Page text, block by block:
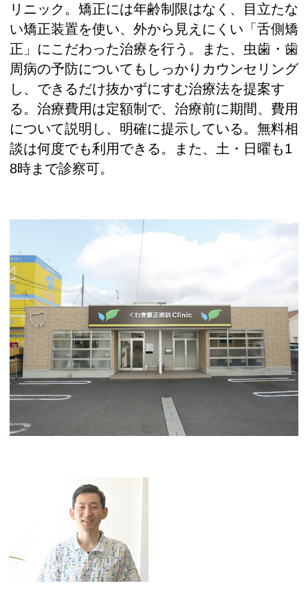
リニック。矯正には年齢制限はなく、目立たな
い矯正装置を使い、外から見えにくい「舌側矯
正」にこだわった治療を行う。また、虫歯・歯
周病の予防についてもしっかりカウンセリング
し、できるだけ抜かずにすむ治療法を提案す
る。治療費用は定額制で、治療前に期間、費用
について説明し、明確に提示している。無料相
談は何度でも利用できる。また、土・日曜も1
8時まで診察可。